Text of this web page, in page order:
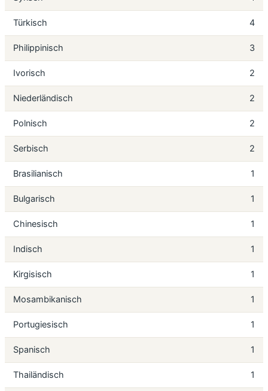
Türkisch 4
Philippinisch 3
Ivorisch 2
Niederländisch 2
Polnisch 2
Serbisch 2
Brasilianisch 1
Bulgarisch 1
Chinesisch 1
Indisch 1
Kirgisisch 1
Mosambikanisch 1
Portugiesisch 1
Spanisch 1
Thailändisch 1